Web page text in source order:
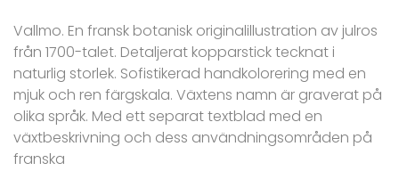
Vallmo. En fransk botanisk originalillustration av julros
från 1700-talet. Detaljerat kopparstick tecknat i
naturlig storlek. Sofistikerad handkolorering med en
mjuk och ren färgskala. Växtens namn är graverat på
olika språk. Med ett separat textblad med en
växtbeskrivning och dess användningsområden på
franska